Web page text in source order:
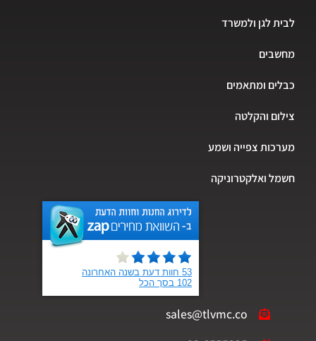
לגן ולמשרד
ומתאמים
והקלטה
צפייה ושמע
ואלקטרוניקה
sales@tlvmc.co